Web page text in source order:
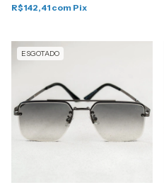
R$142,41 com Pix
ESGOTADO